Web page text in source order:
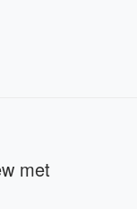
met